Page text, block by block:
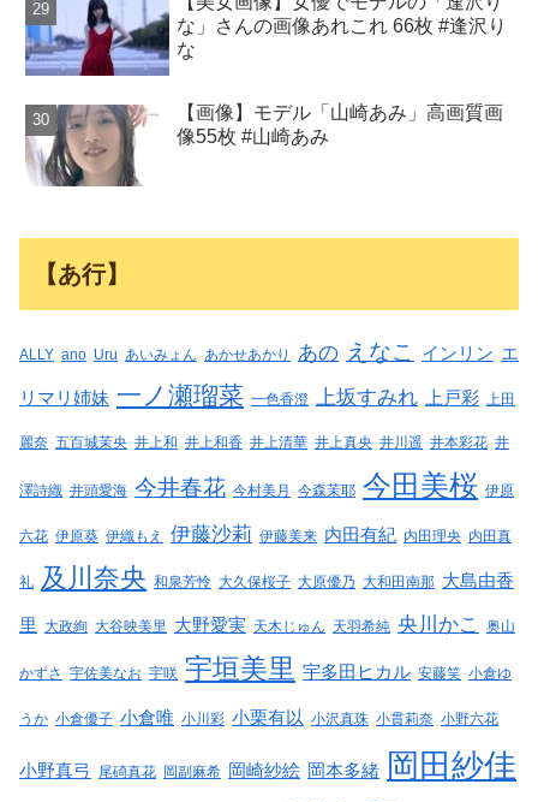
な」さんの画像あれこれ 66枚 #逢沢り
な
【画像】モデル「山崎あみ」高画質画
像55枚 #山崎あみ
【あ行】
ALLY ano Uru あいみょん あかせあかり あの えなこ インリン エ
リマリ姉妹 一ノ瀬瑠菜 一色香澄 上坂すみれ 上戸彩 上田
麗奈 五百城茉央 井上和 井上和香 井上清華 井上真央 井川遥 井本彩花 井
澤詩織 井頭愛海 今井春花 今村美月 今森茉耶 今田美桜 伊原
六花 伊原葵 伊織もえ 伊藤沙莉 伊藤美来 内田有紀 内田理央 内田真
礼 及川奈央 和泉芳怜 大久保桜子 大原優乃 大和田南那 大島由香
里 大政絢 大谷映美里 大野愛実 天木じゅん 天羽希純 央川かこ 奥山
かずさ 宇佐美なお 宇咲 宇垣美里 宇多田ヒカル 安藤笑 小倉ゆ
うか 小倉優子 小倉唯 小川彩 小栗有以 小沢真珠 小貫莉奈 小野六花
小野真弓 尾碕真花 岡副麻希 岡崎紗絵 岡本多緒 岡田紗佳